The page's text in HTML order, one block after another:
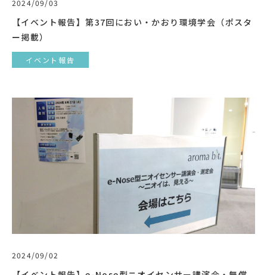
2024/09/03
【イベント報告】第37回におい・かおり環境学会（ポスタ
ー掲載）
イベント報告
2024/09/02